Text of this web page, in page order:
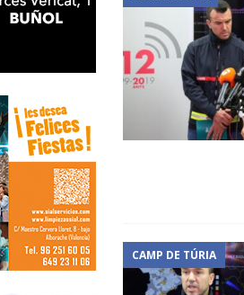
CAMP DE TÚRIA